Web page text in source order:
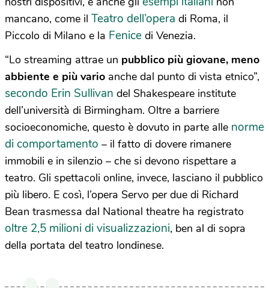
mancano, come il Teatro dell’opera di Roma, il
Piccolo di Milano e la Fenice di Venezia.
“Lo streaming attrae un pubblico più giovane, meno
abbiente e più vario anche dal punto di vista etnico”,
secondo Erin Sullivan del Shakespeare institute
dell’università di Birmingham. Oltre a barriere
socioeconomiche, questo è dovuto in parte alle norme
di comportamento – il fatto di dovere rimanere
immobili e in silenzio – che si devono rispettare a
teatro. Gli spettacoli online, invece, lasciano il pubblico
più libero. E così, l’opera Servo per due di Richard
Bean trasmessa dal National theatre ha registrato
oltre 2,5 milioni di visualizzazioni, ben al di sopra
della portata del teatro londinese.